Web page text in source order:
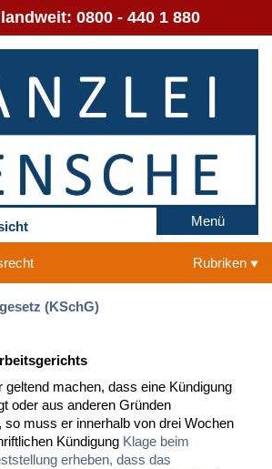
0800 - 440 1 880
Menü
Rubriken
(KSchG)
geltend machen, dass eine Kündigung
oder aus anderen Gründen
muss er innerhalb von drei Wochen
Kündigung Klage beim
erheben, dass das